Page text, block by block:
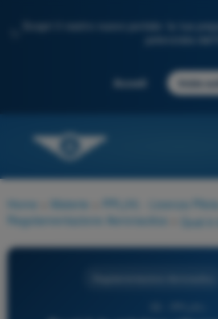
Scopri il nostro nuovo portale: la tua
Accedi Inizia
Home Materie PPL(H) - Licenza
Regolamentazione Aeronautica